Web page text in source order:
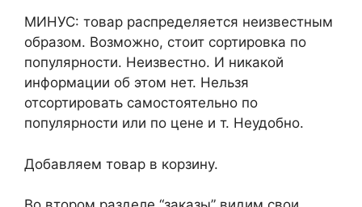
МИНУС: товар распределяется неизвестным
образом. Возможно, стоит сортировка по
популярности. Неизвестно. И никакой
информации об этом нет. Нельзя
отсортировать самостоятельно по
популярности или по цене и т. Неудобно.
Добавляем товар в корзину.